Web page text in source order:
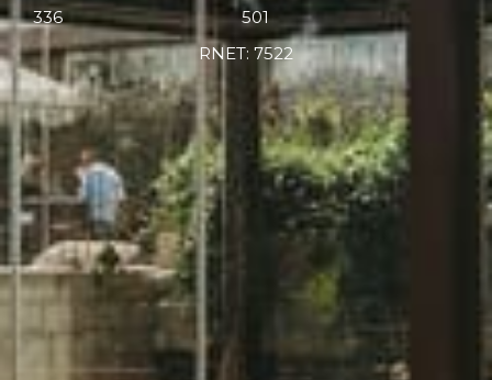
336
501
RNET: 7522